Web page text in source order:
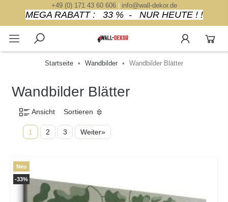
+49 (0) 171 43 60 606| info@wall-dekor.de
MEGA RABATT : 33 % - NUR HEUTE ! !
Startseite Wandbilder Wandbilder Blätter
Wandbilder Blätter
Ansicht Sortieren
1 2 3 Weiter»
-33%
Neu